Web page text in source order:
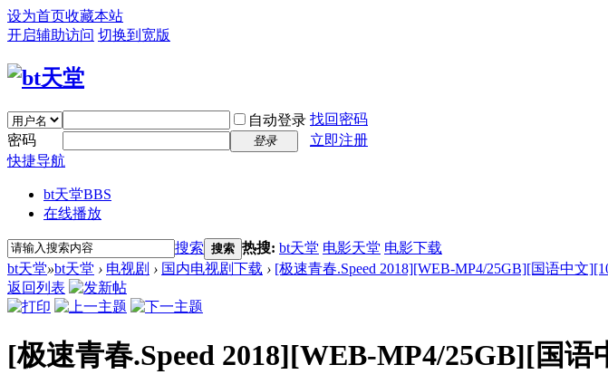
设为首页收藏本站
开启辅助访问 切换到宽版
自动登录 找回密码
密码
登录
立即注册
快捷导航
bt天堂BBS
在线播放
搜索 搜索 热搜: bt天堂 电影天堂 电影下载
bt天堂»bt天堂 › 电视剧 › 国内电视剧下载 › [极速青春.Speed 2018][WEB-MP4/25GB][国语中文
返回列表
[极速青春.Speed 2018][WEB-MP4/25GB][国